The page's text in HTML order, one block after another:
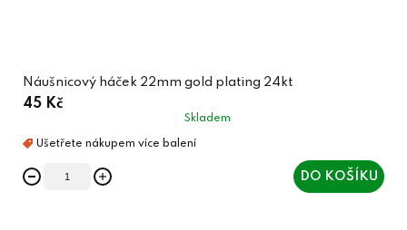
Náušnicový háček 22mm gold plating 24kt
45 Kč
Skladem
DO KOŠÍKU